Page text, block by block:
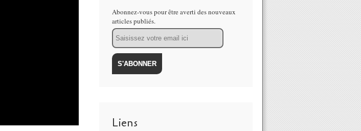
Abonnez-vous pour être averti des nouveaux
articles publiés.
Email
Liens